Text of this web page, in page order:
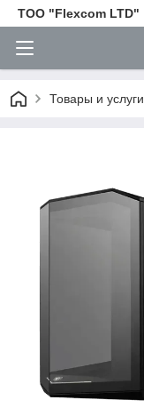
ТОО "Flexcom LTD"
Товары и услуги